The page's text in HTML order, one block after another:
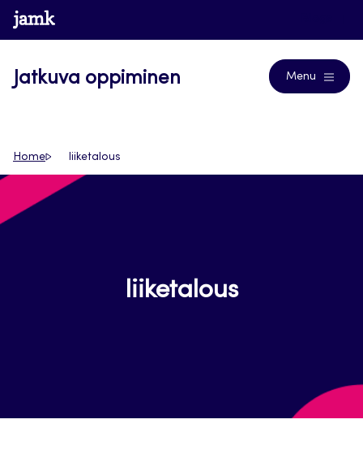
Siirry
suoraan
www.jamk.fi
Jatkuva oppiminen Menu
Home liiketalous
liiketalous